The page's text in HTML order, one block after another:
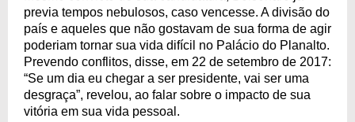
previa tempos nebulosos, caso vencesse. A divisão do
país e aqueles que não gostavam de sua forma de agir
poderiam tornar sua vida difícil no Palácio do Planalto.
Prevendo conflitos, disse, em 22 de setembro de 2017:
“Se um dia eu chegar a ser presidente, vai ser uma
desgraça”, revelou, ao falar sobre o impacto de sua
vitória em sua vida pessoal.